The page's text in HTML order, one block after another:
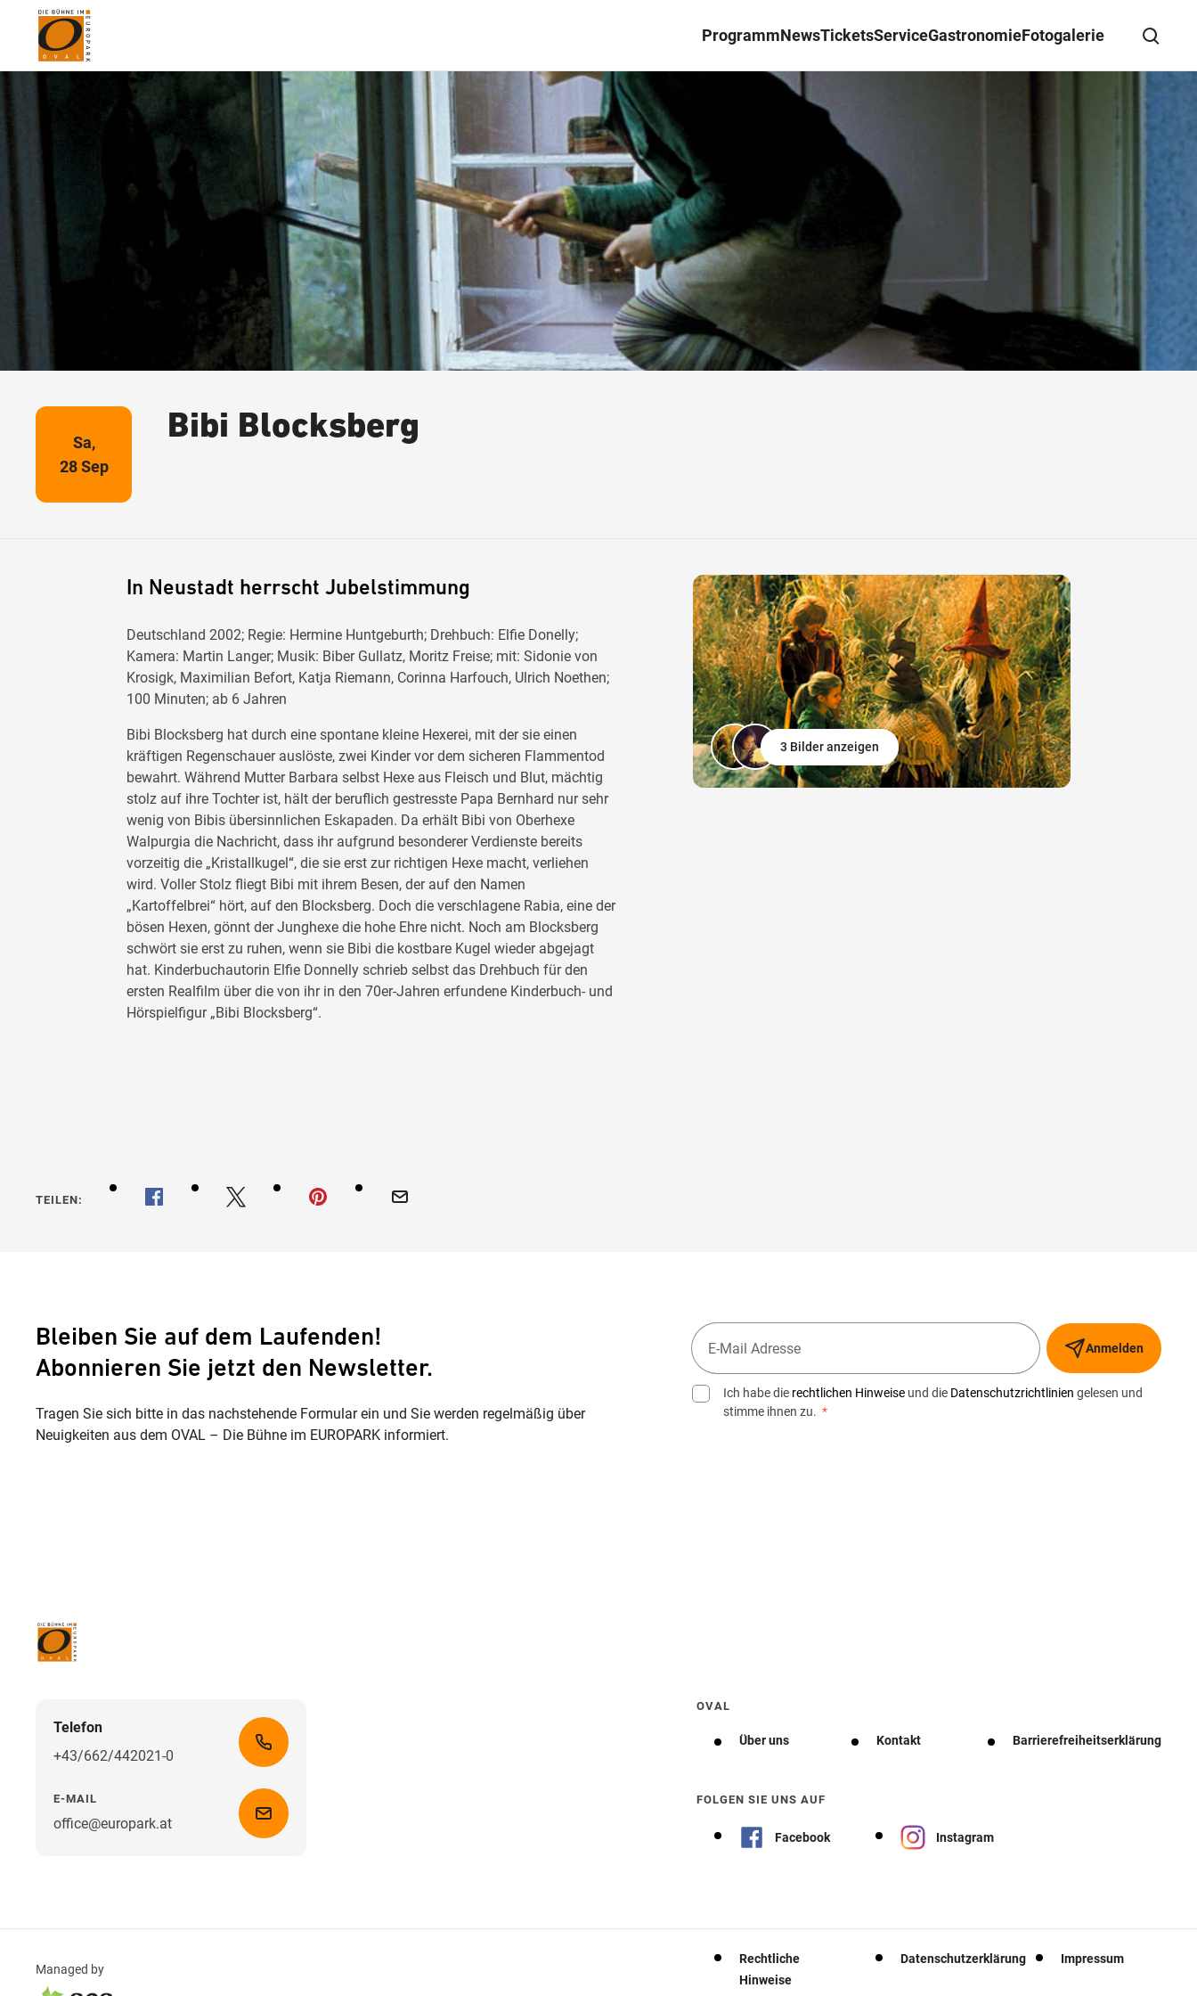
ProgrammNewsTicketsServiceGastronomieFotogalerie
Sa,
28 Sep
Bibi Blocksberg
In Neustadt herrscht Jubelstimmung
Deutschland 2002; Regie: Hermine Huntgeburth; Drehbuch: Elfie Donelly;
Kamera: Martin Langer; Musik: Biber Gullatz, Moritz Freise; mit: Sidonie von
Krosigk, Maximilian Befort, Katja Riemann, Corinna Harfouch, Ulrich Noethen;
100 Minuten; ab 6 Jahren
Bibi Blocksberg hat durch eine spontane kleine Hexerei, mit der sie einen
kräftigen Regenschauer auslöste, zwei Kinder vor dem sicheren Flammentod
bewahrt. Während Mutter Barbara selbst Hexe aus Fleisch und Blut, mächtig
stolz auf ihre Tochter ist, hält der beruflich gestresste Papa Bernhard nur sehr
wenig von Bibis übersinnlichen Eskapaden. Da erhält Bibi von Oberhexe
Walpurgia die Nachricht, dass ihr aufgrund besonderer Verdienste bereits
vorzeitig die „Kristallkugel“, die sie erst zur richtigen Hexe macht, verliehen
wird. Voller Stolz fliegt Bibi mit ihrem Besen, der auf den Namen
„Kartoffelbrei“ hört, auf den Blocksberg. Doch die verschlagene Rabia, eine der
bösen Hexen, gönnt der Junghexe die hohe Ehre nicht. Noch am Blocksberg
schwört sie erst zu ruhen, wenn sie Bibi die kostbare Kugel wieder abgejagt
hat. Kinderbuchautorin Elfie Donnelly schrieb selbst das Drehbuch für den
ersten Realfilm über die von ihr in den 70er-Jahren erfundene Kinderbuch- und
Hörspielfigur „Bibi Blocksberg“.
3 Bilder anzeigen
TEILEN:
Bleiben Sie auf dem Laufenden!
Abonnieren Sie jetzt den Newsletter.
Tragen Sie sich bitte in das nachstehende Formular ein und Sie werden regelmäßig über
Neuigkeiten aus dem OVAL – Die Bühne im EUROPARK informiert.
Anmelden
Ich habe die rechtlichen Hinweise und die Datenschutzrichtlinien gelesen und
stimme ihnen zu. *
Telefon
+43/662/442021-0
E-MAIL
office@europark.at
OVAL
Über uns Kontakt Barrierefreiheitserklärung
FOLGEN SIE UNS AUF
Facebook Instagram
Managed by
Rechtliche
Hinweise
Datenschutzerklärung Impressum